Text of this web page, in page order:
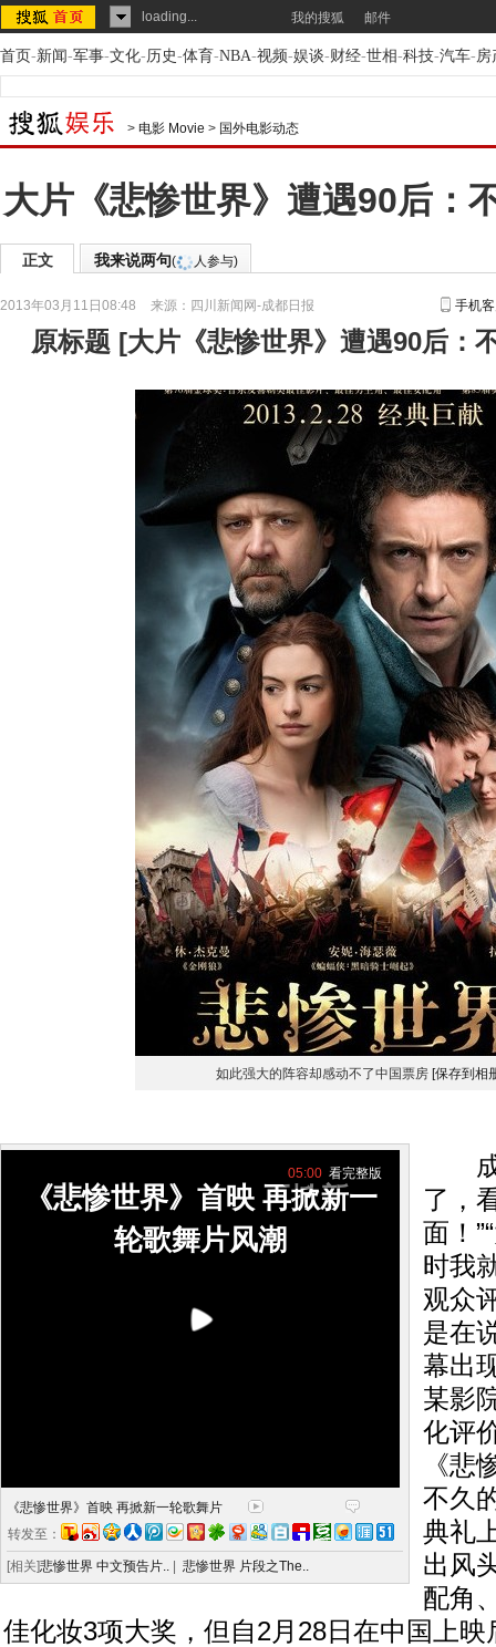
loading... 我的搜狐 邮件
首页-新闻-军事-文化-历史-体育-NBA-视频-娱谈-财经-世相-科技-汽车-房
> 电影 Movie > 国外电影动态
大片《悲惨世界》遭遇90后：
正文 我来说两句( 人参与)
2013年03月11日08:48 来源： 四川新闻网-成都日报 手机
原标题 [大片《悲惨世界》遭遇90后：
如此强大的阵容却感动不了中国票房 [保存到相
《悲惨世界》首映 再掀新一
轮歌舞片风潮
05:00 看完整版
《悲惨世界》首映 再掀新一轮歌舞片
转发至：
[相关]悲惨世界 中文预告片.. 悲惨世界 片段之The..
成
了，
面！
时我
观众
是在
幕出
某影
化评
《悲
不久
典礼
出风
配角
佳化妆3项大奖，但自2月28日在中国上